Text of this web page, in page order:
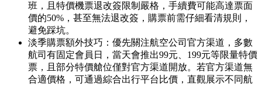
班，且特價機票退改簽限制嚴格，手續費可能高達票面
價的50%，甚至無法退改簽，購票前需仔細看清規則，
避免踩坑。
淡季購票額外技巧：優先關注航空公司官方渠道，多數
航司有固定會員日，當天會推出99元、199元等限量特價
票，且部分特價艙位僅對官方渠道開放。若官方渠道無
合適價格，可通過綜合出行平台比價，直觀展示不同航